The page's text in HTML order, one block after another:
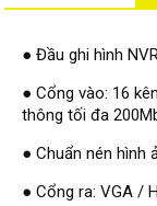
Đầu ghi Analog
Đầu ghi HDParagon
Đầu ghi
Đầu ghi
Đầu ghi Dahua
● Đầu ghi hình
● Cổng vào: 16
thông tối đa
● Chuẩn nén hình
● Cổng ra: VGA /